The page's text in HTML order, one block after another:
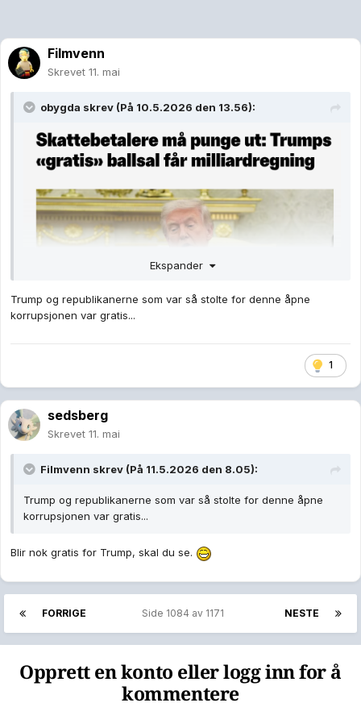
Filmvenn
Skrevet 11. mai
obygda skrev (På 10.5.2026 den 13.56):
Det er jo en god nyhet for demokratene.
https://www.nettavisen.no/nyheter/trumps-ballsal-
forfengelighet-kan-koste-usa-mer-enn-10-milliarder-
Ekspander
Trump og republikanerne som var så stolte for denne åpne
korrupsjonen var gratis...
1
sedsberg
Skrevet 11. mai
Filmvenn skrev (På 11.5.2026 den 8.05):
Trump og republikanerne som var så stolte for denne åpne
korrupsjonen var gratis...
Blir nok gratis for Trump, skal du se.
FORRIGE NESTE
Side 1084 av 1171
Opprett en konto eller logg inn for å
kommentere